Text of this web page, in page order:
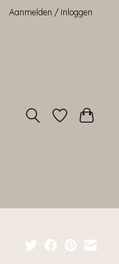
Aanmelden / Inloggen